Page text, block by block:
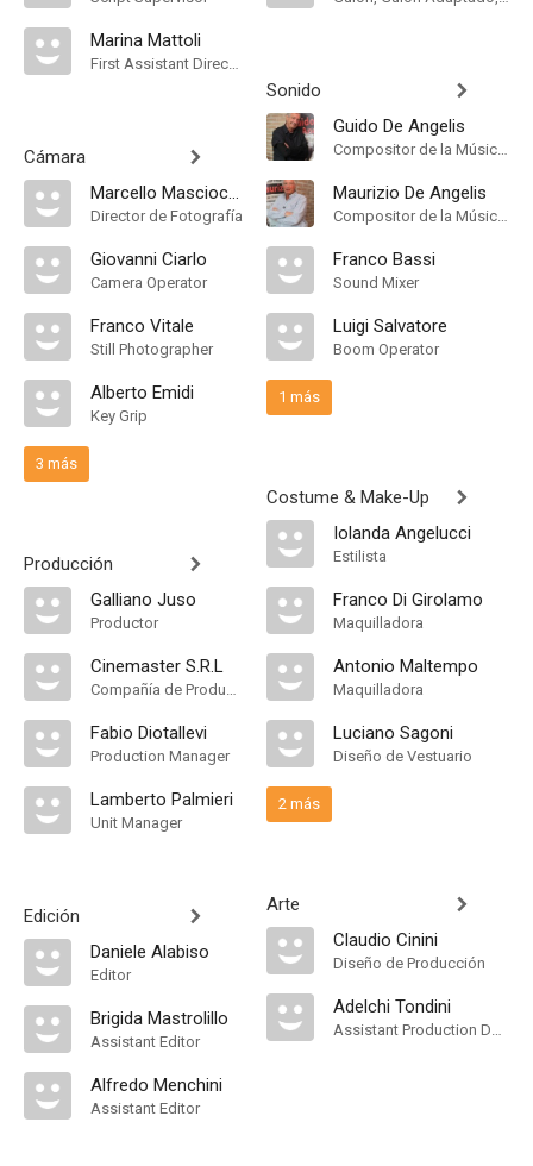
Marina Mattoli
First Assistant Director
Cámara
Marcello Masciocchi
Director de Fotografía
Giovanni Ciarlo
Camera Operator
Franco Vitale
Still Photographer
Alberto Emidi
Key Grip
3 más
Producción
Galliano Juso
Productor
Cinemaster S.R.L
Compañía de Produccion
Fabio Diotallevi
Production Manager
Lamberto Palmieri
Unit Manager
Edición
Daniele Alabiso
Editor
Brigida Mastrolillo
Assistant Editor
Alfredo Menchini
Assistant Editor
Sonido
Guido De Angelis
Compositor de la Música Original
Maurizio De Angelis
Compositor de la Música Original
Franco Bassi
Sound Mixer
Luigi Salvatore
Boom Operator
1 más
Costume & Make-Up
Iolanda Angelucci
Estilista
Franco Di Girolamo
Maquilladora
Antonio Maltempo
Maquilladora
Luciano Sagoni
Diseño de Vestuario
2 más
Arte
Claudio Cinini
Diseño de Producción
Adelchi Tondini
Assistant Production Design